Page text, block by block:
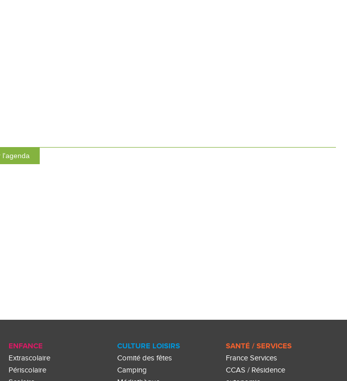
l'agenda
ENFANCE
Extrascolaire
Périscolaire
CULTURE LOISIRS
Comité des fêtes
Camping
SANTÉ / SERVICES
France Services
CCAS / Résidence